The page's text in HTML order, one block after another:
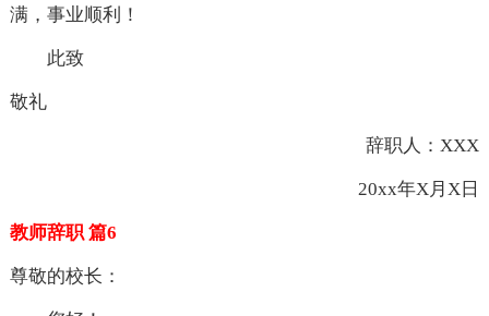
满，事业顺利！
此致
敬礼
辞职人：XXX
20xx年X月X日
教师辞职 篇6
尊敬的校长：